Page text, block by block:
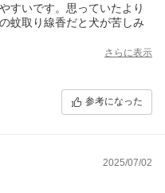
すいです。思っていたより
蚊取り線香だと犬が苦しみ
さらに表示
参考になった
2025/07/02